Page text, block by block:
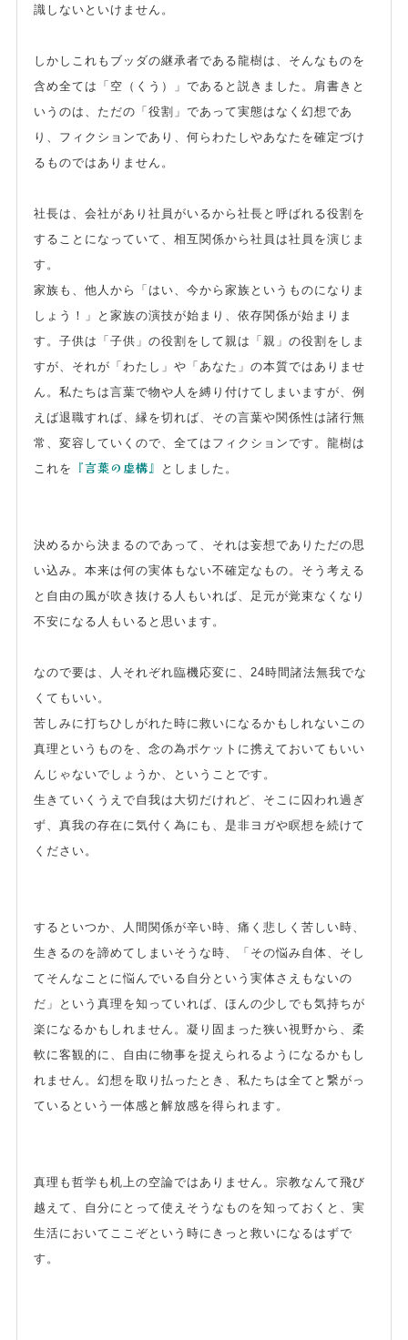
識しないといけません。
しかしこれもブッダの継承者である龍樹は、そんなものを
含め全ては「空（くう）」であると説きました。肩書きと
いうのは、ただの「役割」であって実態はなく幻想であ
り、フィクションであり、何らわたしやあなたを確定づけ
るものではありません。
社長は、会社があり社員がいるから社長と呼ばれる役割を
することになっていて、相互関係から社員は社員を演じま
す。
家族も、他人から「はい、今から家族というものになりま
しょう！」と家族の演技が始まり、依存関係が始まりま
す。子供は「子供」の役割をして親は「親」の役割をしま
すが、それが「わたし」や「あなた」の本質ではありませ
ん。私たちは言葉で物や人を縛り付けてしまいますが、例
えば退職すれば、縁を切れば、その言葉や関係性は諸行無
常、変容していくので、全てはフィクションです。龍樹は
これを
『言葉の虚構』 としました。
決めるから決まるのであって、それは妄想でありただの思
い込み。本来は何の実体もない不確定なもの。そう考える
と自由の風が吹き抜ける人もいれば、足元が覚束なくなり
不安になる人もいると思います。
なので要は、人それぞれ臨機応変に、24時間諸法無我でな
くてもいい。
苦しみに打ちひしがれた時に救いになるかもしれないこの
真理というものを、念の為ポケットに携えておいてもいい
んじゃないでしょうか、ということです。
生きていくうえで自我は大切だけれど、そこに囚われ過ぎ
ず、真我の存在に気付く為にも、是非ヨガや瞑想を続けて
ください。
するといつか、人間関係が辛い時、痛く悲しく苦しい時、
生きるのを諦めてしまいそうな時、「その悩み自体、そし
てそんなことに悩んでいる自分という実体さえもないの
だ」という真理を知っていれば、ほんの少しでも気持ちが
楽になるかもしれません。凝り固まった狭い視野から、柔
軟に客観的に、自由に物事を捉えられるようになるかもし
れません。幻想を取り払ったとき、私たちは全てと繋がっ
ているという一体感と解放感を得られます。
真理も哲学も机上の空論ではありません。宗教なんて飛び
越えて、自分にとって使えそうなものを知っておくと、実
生活においてここぞという時にきっと救いになるはずで
す。